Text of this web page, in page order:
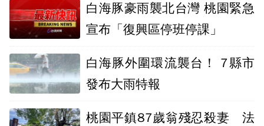
白海豚豪雨襲北台灣 桃園緊急
宣布「復興區停班停課」
白海豚外圍環流襲台！ 7縣市
發布大雨特報
桃園平鎮87歲翁殘忍殺妻 法